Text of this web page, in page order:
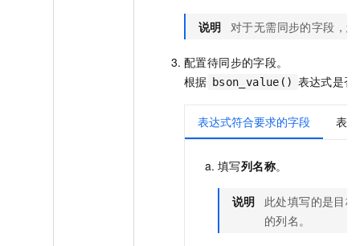
说明 对于无需同步的字段，
配置待同步的字段。
根据 bson_value() 表达式是否
表达式符合要求的字段 表
填写列名称。
说明
此处填写的是目标
的列名。